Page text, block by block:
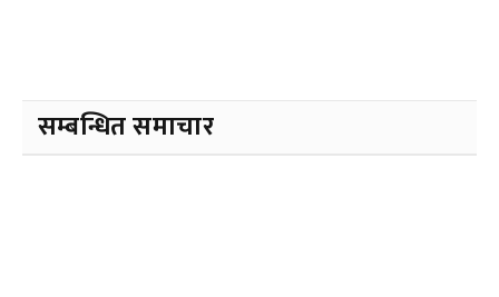
सम्बन्धित समाचार